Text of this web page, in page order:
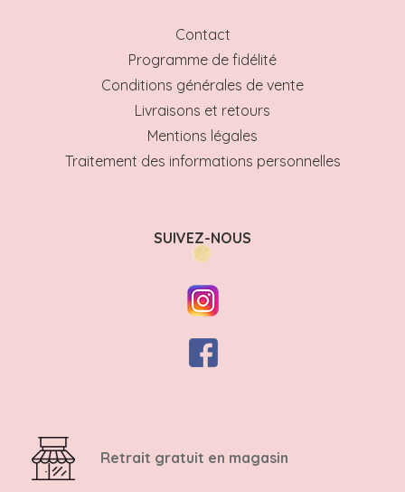
Contact
Programme de fidélité
Conditions générales de vente
Livraisons et retours
Mentions légales
Traitement des informations personnelles
SUIVEZ-NOUS
Retrait gratuit en magasin